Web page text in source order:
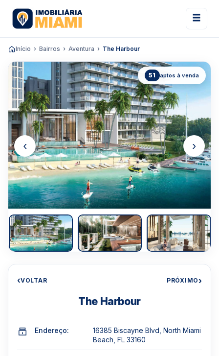
Início Bairros Aventura The Harbour
51 aptos à venda
‹ ›
‹VOLTAR PRÓXIMO›
The Harbour
Endereço:
16385 Biscayne Blvd, North Miami
Beach, FL 33160